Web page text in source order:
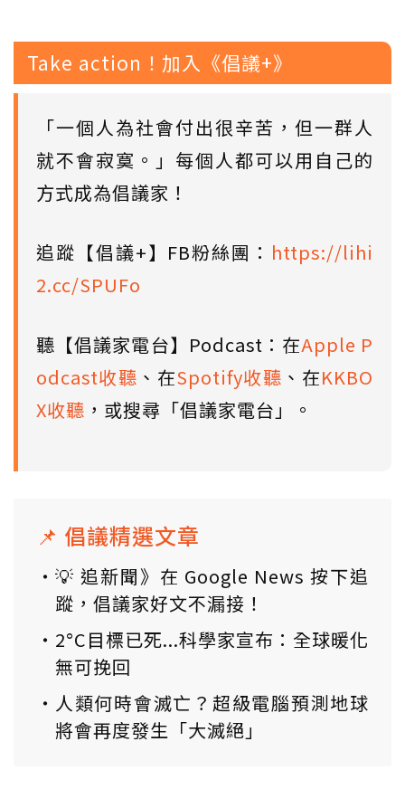
Take action！加入《倡議+》
「一個人為社會付出很辛苦，但一群人
就不會寂寞。」每個人都可以用自己的
方式成為倡議家！
追蹤【倡議+】FB粉絲團： https://lihi
2.cc/SPUFo
聽【倡議家電台】Podcast：在Apple P
odcast收聽 、在Spotify收聽 、在KKBO
X收聽 ，或搜尋「倡議家電台」。
📌 倡議精選文章
💡 追新聞》在 Google News 按下追
蹤，倡議家好文不漏接！
2°C目標已死...科學家宣布：全球暖化
無可挽回
人類何時會滅亡？超級電腦預測地球
將會再度發生「大滅絕」